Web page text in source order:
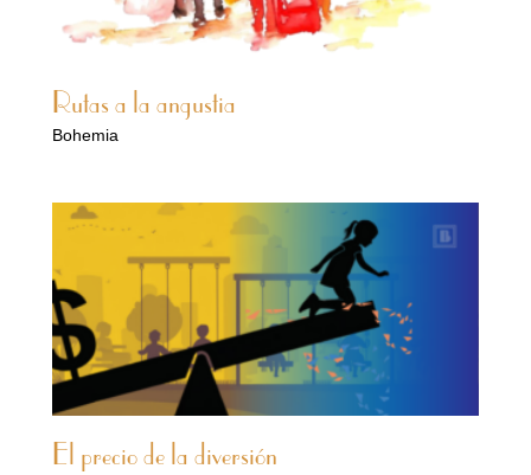
Rutas a la angustia
Bohemia
El precio de la diversión